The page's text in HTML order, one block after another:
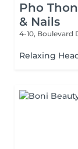
Pho
& Nails
4-10, Boulevard
Relaxing